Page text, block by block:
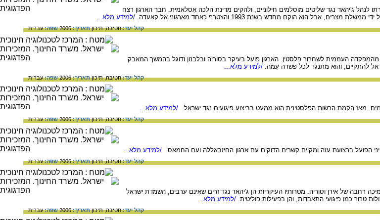
ג'יהאד" הוקם במצרים בשנת 1979. מטרתו לנהל ג'יהאד נגד שליטים מוסלמים חילוניים, ולהקים מדינת הלכה אִסלאמית. חבר הארגון רצח
/למידע מלא...
קהל יעד:חטיבה,תיכוןתאריך:2006 שפה:עברית
העממית לשחרור פלסטין. הארגון פועל בעיקר בסוריה ובלבנון ודוגל בהמשך המאבק
להתקיים, והוא מתנגד לכל פשרה עִמה. /למידע מלא...
קהל יעד:חטיבה,תיכוןתאריך:2006 שפה:עברית
מאז הקמת הרשות הפלסטינית הוא ממעט בביצוע פיגועים נגד ישראל. /למידע מלא...
קהל יעד:חטיבה,תיכוןתאריך:2006 שפה:עברית
הפועל ברצועת עזה ומקיים קשרים הדוקים עם ארגון החיזבאללה ועם החמאס. /למידע מלא...
קהל יעד:חטיבה,תיכוןתאריך:2006 שפה:עברית
רחבה של אירן וסוריה. מטרותיו העיקריות הן ג'יהאד נגד זרים שאינם ערבים, השמדת ישראל
כמו פיגועי התאבדות, והן בפעילות פוליטית. /למידע מלא...
קהל יעד:חטיבה,תיכוןתאריך:2006 שפה:עברית